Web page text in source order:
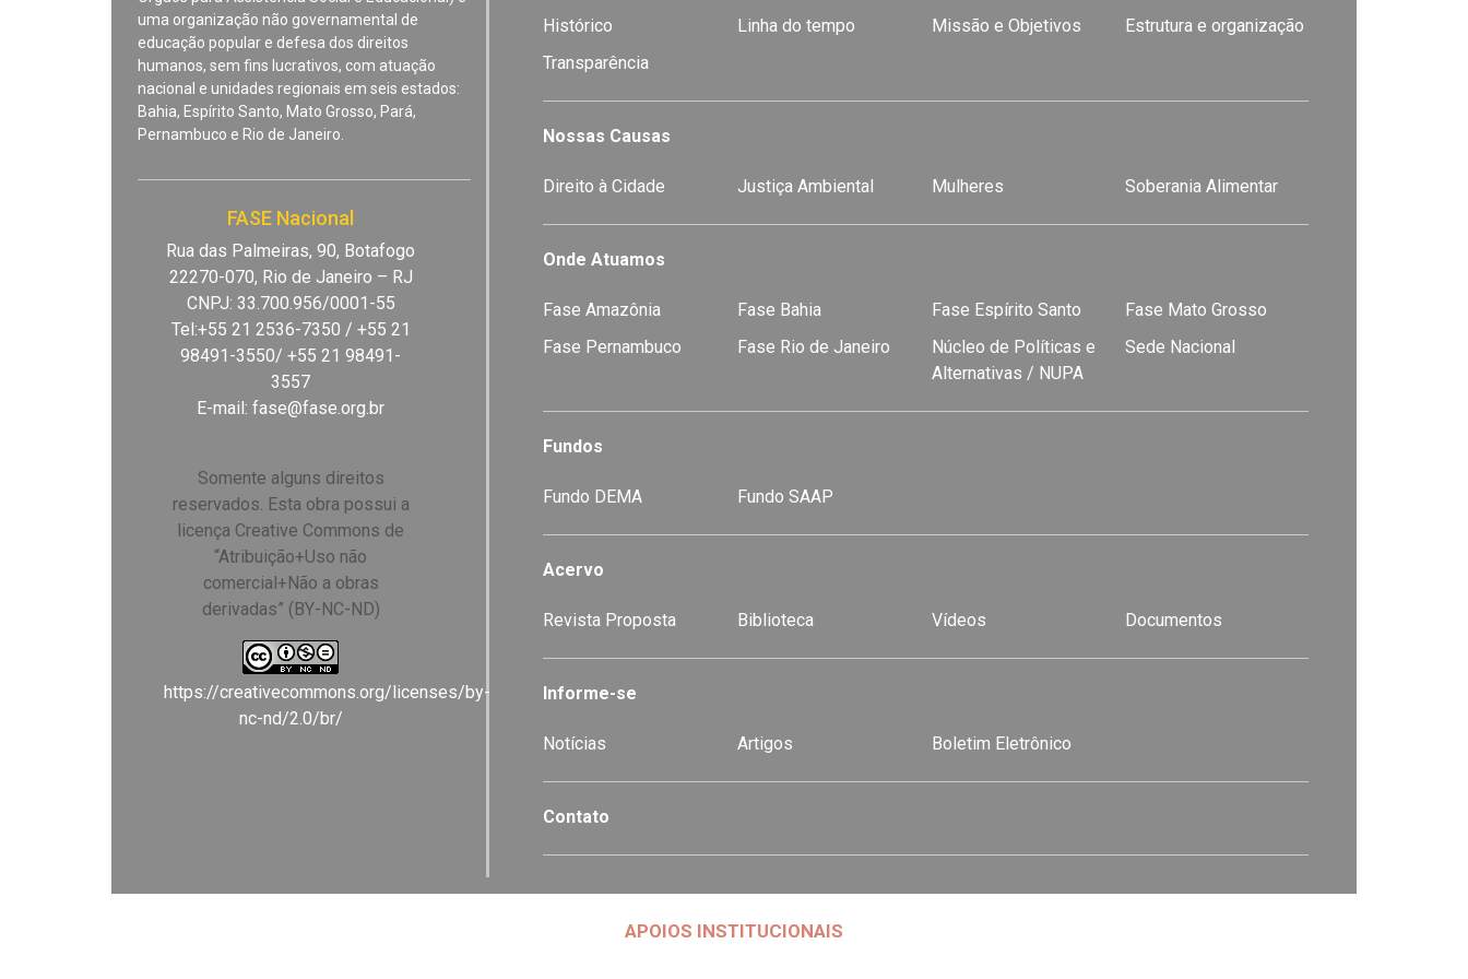
uma organização não governamental de
educação popular e defesa dos direitos
humanos, sem fins lucrativos, com atuação
nacional e unidades regionais em seis estados:
Bahia, Espírito Santo, Mato Grosso, Pará,
Pernambuco e Rio de Janeiro.
FASE Nacional
Rua das Palmeiras, 90, Botafogo
22270-070, Rio de Janeiro – RJ
CNPJ: 33.700.956/0001-55
Tel:+55 21 2536-7350 / +55 21
98491-3550/ +55 21 98491-
3557
E-mail:fase@fase.org.br
Somente alguns direitos
reservados. Esta obra possui a
licença Creative Commons de
“Atribuição+Uso não
comercial+Não a obras
derivadas” (BY-NC-ND)
https://creativecommons.org/licenses/by-
nc-nd/2.0/br/
Histórico Linha do tempo Missão e Objetivos
Estrutura e organização
Transparência
Nossas Causas
Direito à Cidade Justiça Ambiental Mulheres Soberania Alimentar
Onde Atuamos
Fase Amazônia Fase Bahia Fase Espírito Santo
Fase Mato Grosso
Fase Pernambuco
Fase Rio de Janeiro
Núcleo de Políticas e
Alternativas / NUPA
Sede Nacional
Fundos
Fundo DEMA Fundo SAAP
Acervo
Revista Proposta Biblioteca Vídeos Documentos
Informe-se
Notícias Artigos Boletim Eletrônico
Contato
APOIOS INSTITUCIONAIS